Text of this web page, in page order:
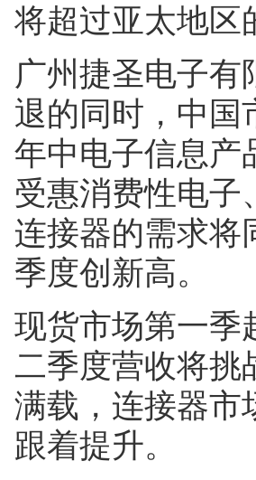
将超过亚太地区
广州捷圣电子有
退的同时，中国
年中电子信息产
受惠消费性电子
连接器的需求将
季度创新高。
现货市场第一季
二季度营收将挑
满载，连接器市
跟着提升。